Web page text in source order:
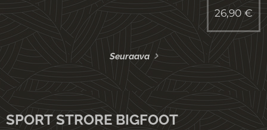
26,90 €
Seuraava
SPORT STRORE BIGFOOT